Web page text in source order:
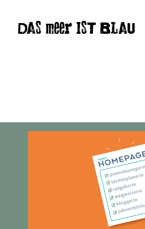
DAS meer IST BLAU